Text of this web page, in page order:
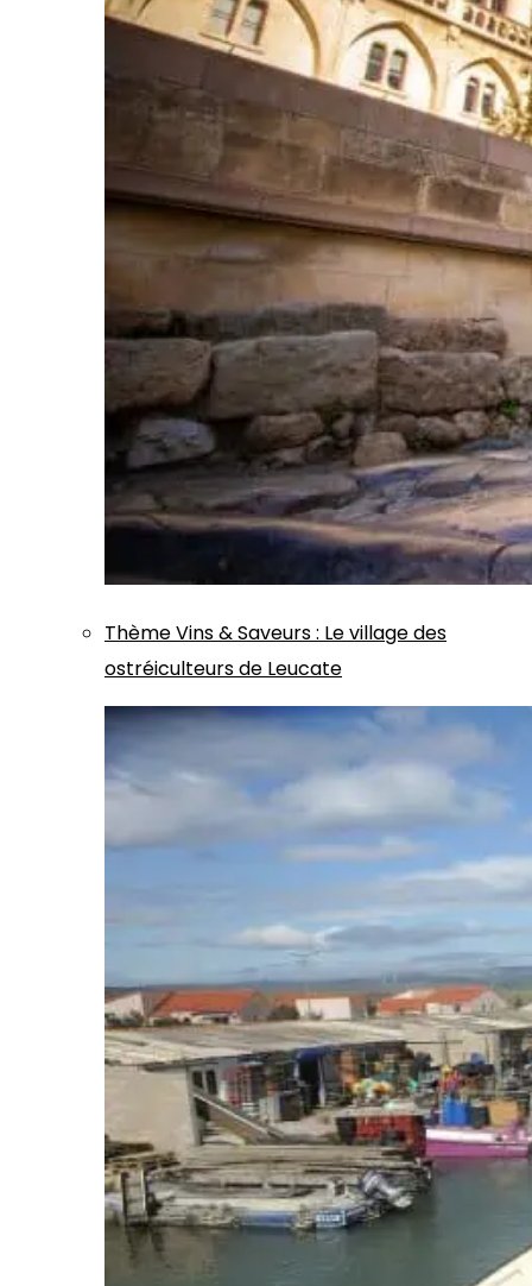
ThèmeVins & Saveurs: Le village des
ostréiculteurs de Leucate